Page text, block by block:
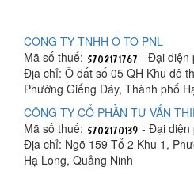
CÔNG TY TNHH Ô TÔ PNL
Mã số thuế:
- Đại diện
Địa chỉ: Ô đất số 05 QH Khu đô
Phường Giếng Đáy, Thành phố
CÔNG TY CỔ PHẦN TƯ VẤN
Mã số thuế:
- Đại diện
Địa chỉ: Ngõ 159 Tổ 2 Khu 1,
Hạ Long, Quảng Ninh